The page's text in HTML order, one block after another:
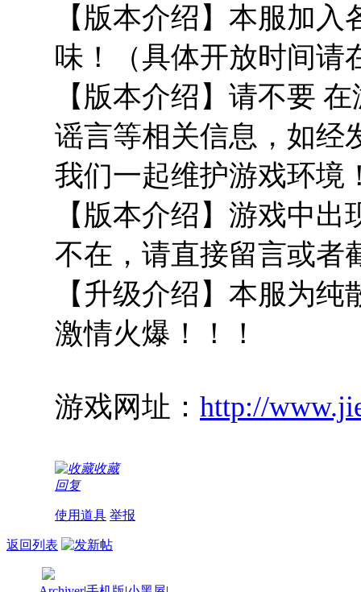
【版本介绍】本服加
味！（具体开放时间请
【版本介绍】请不要
谣言等相关信息，如经
我们一起维护游戏环境
【版本介绍】游戏中
不在，请直接留言或者
【升级介绍】本服为
激情火爆！！！
游戏网址： http://
收藏
回复
使用道具 举报
返回列表